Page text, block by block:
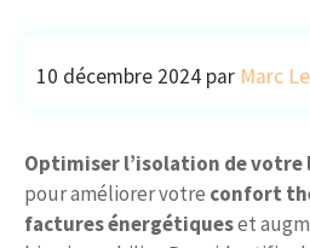
10 décembre 2024 par Marc
Optimiser l’isolation de votre
pour améliorer votre confort
factures énergétiqueset